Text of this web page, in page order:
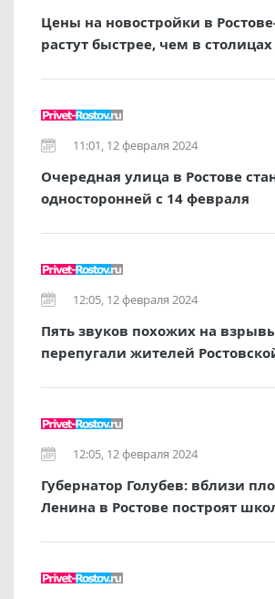
Цены на новостройки в
растут быстрее, чем в столицах
11:01, 12 февраля 2024
Очередная улица в Ростове
односторонней с 14 февраля
12:05, 12 февраля 2024
Пять звуков похожих на
перепугали жителей
12:05, 12 февраля 2024
Губернатор Голубев: вблизи
Ленина в Ростове построят